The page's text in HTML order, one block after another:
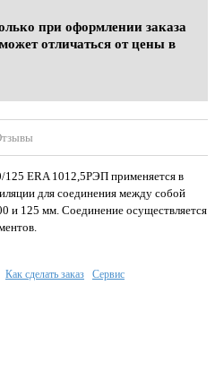
при оформлении заказа
отличаться от цены в
125 ERA 1012,5РЭП применяется в
для соединения между собой
и 125 мм. Соединение осуществляется
Как сделать заказ Сервис